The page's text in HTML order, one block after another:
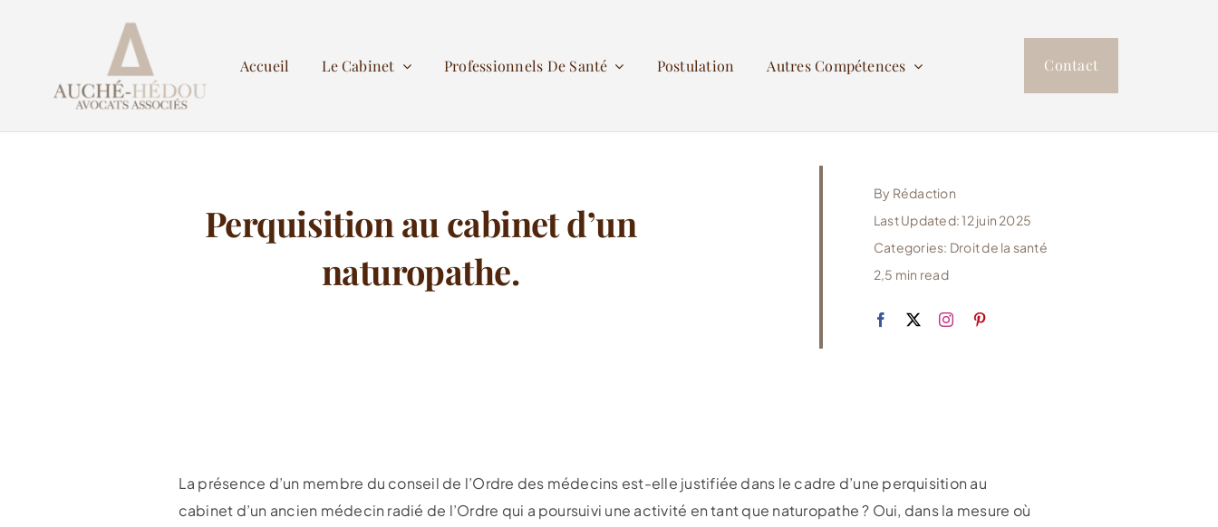
Accueil Le Cabinet Professionnels De Santé Postulation Autres Compétences Contact
Perquisition au cabinet d’un
naturopathe.
By Rédaction
Last Updated: 12 juin 2025
Categories: Droit de la santé
2,5 min read
La présence d’un membre du conseil de l’Ordre des médecins est-elle justifiée dans le cadre d’une perquisition au
cabinet d’un ancien médecin radié de l’Ordre qui a poursuivi une activité en tant que naturopathe ? Oui, dans la mesure où